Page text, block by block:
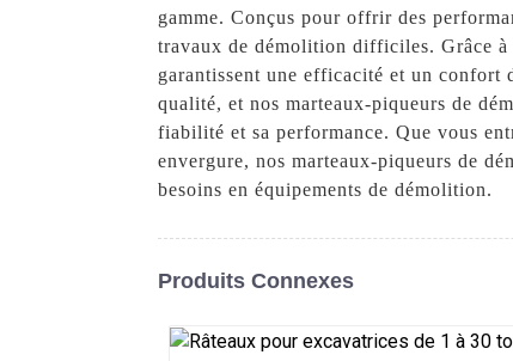
gamme. Conçus pour offrir des
travaux de démolition difficiles. Grâce à
garantissent une efficacité et un confort
qualité, et nos marteaux-piqueurs de
fiabilité et sa performance. Que vous
envergure, nos marteaux-piqueurs de
besoins en équipements de démolition.
Produits Connexes